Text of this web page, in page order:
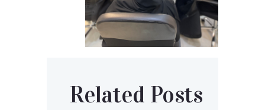
Related Posts